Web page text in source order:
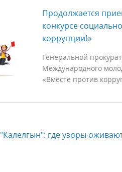
Продолжается
конкурсе
коррупции!»
Генеральной
Международного
«Вместе против
"Калелгын": где узоры